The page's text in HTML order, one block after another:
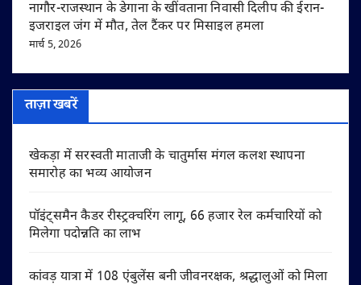
नागौर-राजस्थान के डेगाना के खींवताना निवासी दिलीप की ईरान-
इजराइल जंग में मौत, तेल टैंकर पर मिसाइल हमला
मार्च 5, 2026
ताज़ा खबरें
खेकड़ा में सरस्वती माताजी के चातुर्मास मंगल कलश स्थापना
समारोह का भव्य आयोजन
पॉइंट्समैन कैडर रीस्ट्रक्चरिंग लागू, 66 हजार रेल कर्मचारियों को
मिलेगा पदोन्नति का लाभ
कांवड़ यात्रा में 108 एंबुलेंस बनी जीवनरक्षक, श्रद्धालुओं को मिला